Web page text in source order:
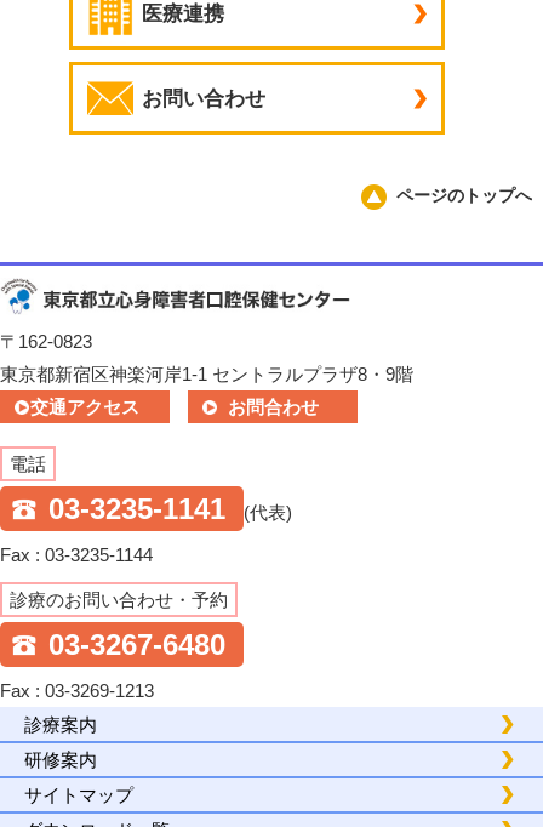
医療連携
お問い合わせ
ページのトップへ
〒162-0823
東京都新宿区神楽河岸1-1 セントラルプラザ8・9階
交通アクセス
お問合わせ
電話
03-3235-1141 (代表)
Fax : 03-3235-1144
診療のお問い合わせ・予約
03-3267-6480
Fax : 03-3269-1213
診療案内
研修案内
サイトマップ